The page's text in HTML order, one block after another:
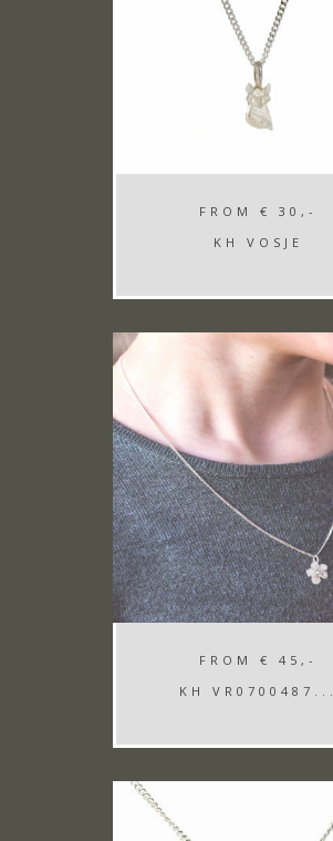
FROM
€ 30,-
KH VOSJE
FROM
€ 45,-
KH VR0700487...